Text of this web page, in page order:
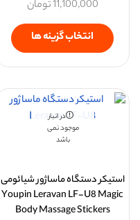
11,100,000تومان
انتخاب گزینه ها
در انبار
موجود نمی
باشد
استیکر دستگاه ماساژور شیائومی
Youpin Leravan LF-U8 Magic
Body Massage Stickers